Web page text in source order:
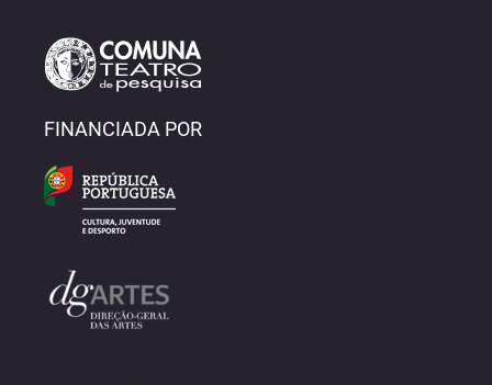
FINANCIADA POR